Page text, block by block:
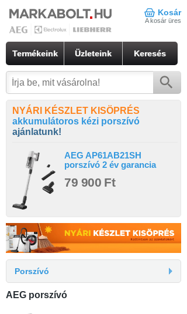
Kosár
A kosár üres
Termékeink Üzleteink Keresés
NYÁRI KÉSZLET KISÖPRÉS
akkumulátoros kézi porszívó
ajánlatunk!
AEG AP61AB21SH
porszívó 2 év garancia
79 900 Ft
Porszívó
AEG porszívó